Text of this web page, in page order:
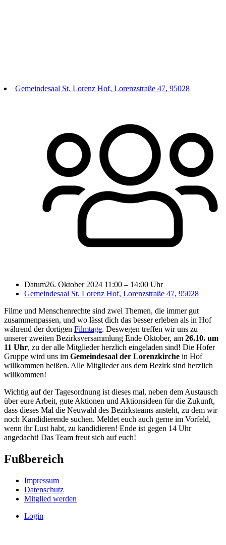
Gemeindesaal St. Lorenz Hof, Lorenzstraße 47, 95028
Datum26. Oktober 2024 11:00 – 14:00 Uhr
Gemeindesaal St. Lorenz Hof, Lorenzstraße 47, 95028
Filme und Menschenrechte sind zwei Themen, die immer gut
zusammenpassen, und wo lässt dich das besser erleben als in Hof
während der dortigen Filmtage. Deswegen treffen wir uns zu
unserer zweiten Bezirksversammlung Ende Oktober, am 26.10. um
11 Uhr, zu der alle Mitglieder herzlich eingeladen sind! Die Hofer
Gruppe wird uns im Gemeindesaal der Lorenzkirche in Hof
willkommen heißen. Alle Mitglieder aus dem Bezirk sind herzlich
willkommen!
Wichtig auf der Tagesordnung ist dieses mal, neben dem Austausch
über eure Arbeit, gute Aktionen und Aktionsideen für die Zukunft,
dass dieses Mal die Neuwahl des Bezirksteams ansteht, zu dem wir
noch Kandidierende suchen. Meldet euch auch gerne im Vorfeld,
wenn ihr Lust habt, zu kandidieren! Ende ist gegen 14 Uhr
angedacht! Das Team freut sich auf euch!
Fußbereich
Impressum
Datenschutz
Mitglied werden
Login